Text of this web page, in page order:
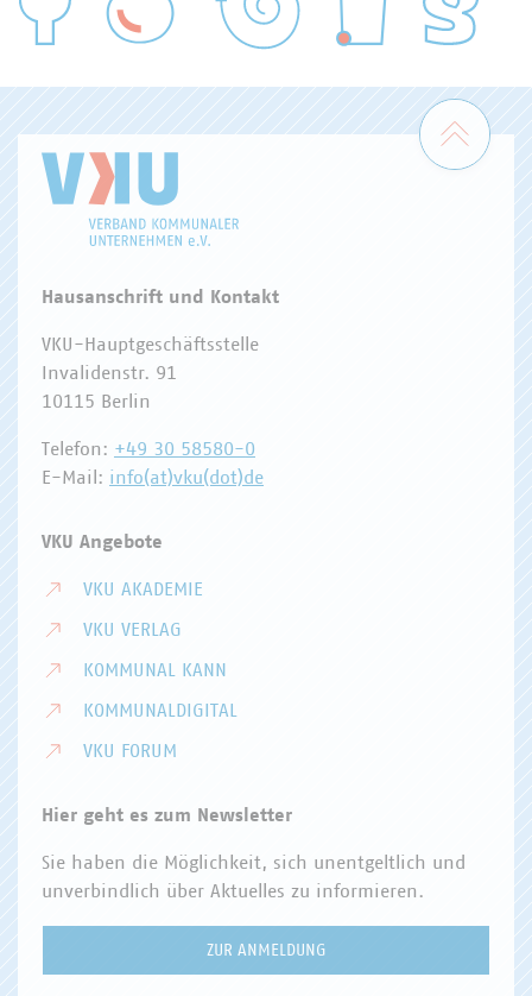
WASSER/ABWASSER
Zum
Hausanschrift und Kontakt
VKU-Hauptgeschäftsstelle
Invalidenstr. 91
10115 Berlin
Telefon: +49 30 58580-0
E-Mail: info(at)vku(dot)de
VKU Angebote
VKU AKADEMIE
VKU VERLAG
KOMMUNAL KANN
KOMMUNALDIGITAL
VKU FORUM
Hier geht es zum Newsletter
Sie haben die Möglichkeit, sich unentgeltlich und
unverbindlich über Aktuelles zu informieren.
ZUR ANMELDUNG